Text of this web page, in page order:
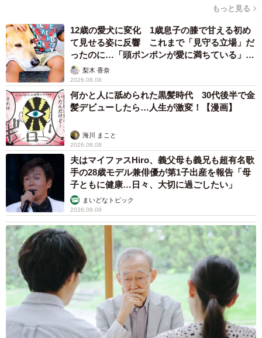
もっと見る
12歳の愛犬に変化 1歳息子の膝で甘える初め
て見せる姿に反響 これまで「見守る立場」だ
ったのに…「頭ポンポンが愛に満ちている」
「尊…」
梨木 香奈
2026.08.08
何かと人に舐められた黒髪時代 30代後半で金
髪デビューしたら…人生が激変！【漫画】
海川 まこと
2026.08.08
夫はマイファスHiro、義父母も義兄も超有名歌
手の28歳モデル兼俳優が第1子出産を報告「母
子ともに健康…日々、大切に過ごしたい」
まいどなトピック
2026.08.08